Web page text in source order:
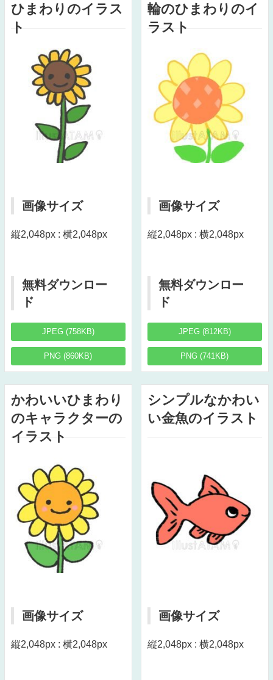
ひまわりのイラス
ト
画像サイズ
縦2,048px : 横2,048px
無料ダウンロー
ド
JPEG (758KB)
PNG (860KB)
輪のひまわりのイ
ラスト
画像サイズ
縦2,048px : 横2,048px
無料ダウンロー
ド
JPEG (812KB)
PNG (741KB)
かわいいひまわり
のキャラクターの
イラスト
画像サイズ
縦2,048px : 横2,048px
シンプルなかわい
い金魚のイラスト
画像サイズ
縦2,048px : 横2,048px